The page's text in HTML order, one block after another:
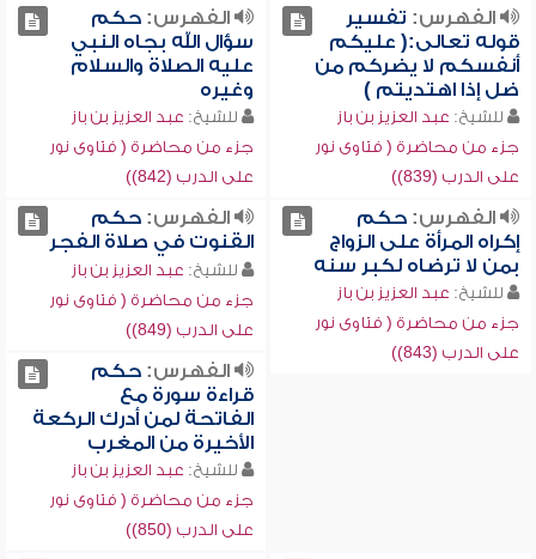
الفهرس: تفسير
قوله تعالى:( عليكم
أنفسكم لا يضركم من
ضل إذا اهتديتم )
للشيخ: عبد العزيز بن باز
جزء من محاضرة ( فتاوى نور
على الدرب (839))
الفهرس:حكم
سؤال الله بجاه النبي
عليه الصلاة والسلام
وغيره
للشيخ: عبد العزيز بن باز
جزء من محاضرة ( فتاوى نور
على الدرب (842))
الفهرس:حكم
إكراه المرأة على الزواج
بمن لا ترضاه لكبر سنه
للشيخ: عبد العزيز بن باز
جزء من محاضرة ( فتاوى نور
على الدرب (843))
الفهرس:حكم
القنوت في صلاة الفجر
للشيخ: عبد العزيز بن باز
جزء من محاضرة ( فتاوى نور
على الدرب (849))
الفهرس:حكم
قراءة سورة مع
الفاتحة لمن أدرك الركعة
الأخيرة من المغرب
للشيخ: عبد العزيز بن باز
جزء من محاضرة ( فتاوى نور
على الدرب (850))